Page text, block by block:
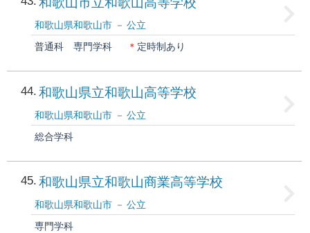
和歌山県和歌山市
公立
普通科
専門学科 ＊ 定時制あり
44 和歌山県立和歌山高等学校
和歌山県和歌山市
公立
総合学科
45 和歌山県立和歌山商業高等学校
和歌山県和歌山市
公立
専門学科